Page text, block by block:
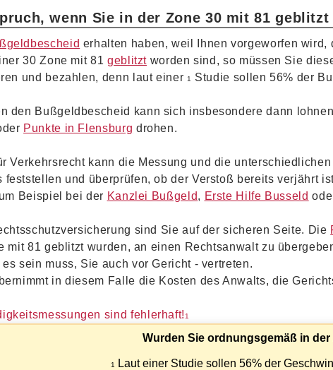
wenn Sie in der Zone 30 mit 81 geblitzt
erhalten haben, weil Ihnen vorgeworfen
30 Zone mit 81 geblitzt worden sind, so müssen Sie
und bezahlen, denn laut einer 1 Studie sollen 56% der
den Bußgeldbescheid kann sich insbesondere dann
Punkte in Flensburg drohen.
Verkehrsrecht kann die Messung und die unterschiedlichen
feststellen und überprüfen, ob der Verstoß bereits verjährt
Beispiel bei der Kanzlei Bußgeld, Erste Hilfe Busseld
sind Sie auf der sicheren Seite. Die
mit 81 geblitzt wurden, an einen Rechtsanwalt zu
sein muss, Sie auch vor Gericht - vertreten.
in diesem Falle die Kosten des Anwalts, die
sind fehlerhaft! 1
Wurden Sie ordnungsgemäß in der
1 Laut einer Studie sollen 56% der